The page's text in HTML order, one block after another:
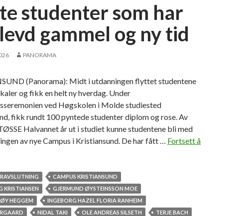
studenter som har
gammel og ny tid
PANORAMA
(Panorama): Midt i utdanningen flyttet studentene
og fikk en helt ny hverdag. Under
ved Høgskolen i Molde studiested
fikk rundt 100 pyntede studenter diplom og rose. Av
Halvannet år ut i studiet kunne studentene bli med
av nye Campus i Kristiansund. De har fått … Fortsett å
CAMPUS KRISTIANSUND
KRISTIANSEN
GJERMUND ØYSTEINSSON MOE
HEGGEM
INGEBORG HAZEL FLORIA RANHEIM
NIDAL TAKI OLE ANDREAS SILSETH
TERJE BACH